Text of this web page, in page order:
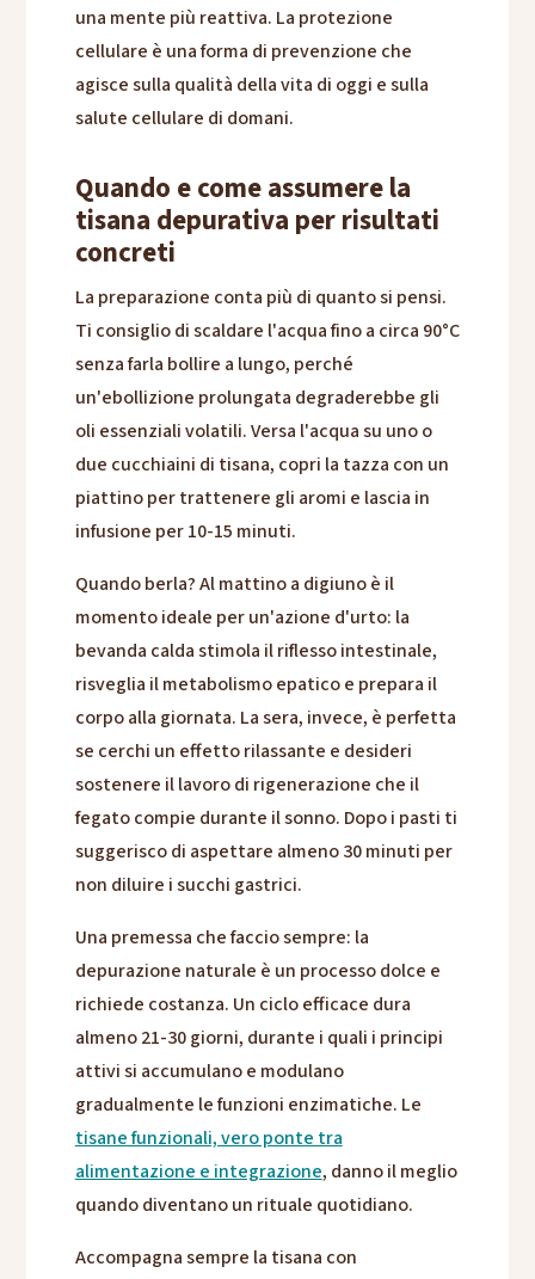
una mente più reattiva. La protezione
cellulare è una forma di prevenzione che
agisce sulla qualità della vita di oggi e sulla
salute cellulare di domani.
Quando e come assumere la
tisana depurativa per risultati
concreti
La preparazione conta più di quanto si pensi.
Ti consiglio di scaldare l'acqua fino a circa 90°C
senza farla bollire a lungo, perché
un'ebollizione prolungata degraderebbe gli
oli essenziali volatili. Versa l'acqua su uno o
due cucchiaini di tisana, copri la tazza con un
piattino per trattenere gli aromi e lascia in
infusione per 10-15 minuti.
Quando berla? Al mattino a digiuno è il
momento ideale per un'azione d'urto: la
bevanda calda stimola il riflesso intestinale,
risveglia il metabolismo epatico e prepara il
corpo alla giornata. La sera, invece, è perfetta
se cerchi un effetto rilassante e desideri
sostenere il lavoro di rigenerazione che il
fegato compie durante il sonno. Dopo i pasti ti
suggerisco di aspettare almeno 30 minuti per
non diluire i succhi gastrici.
Una premessa che faccio sempre: la
depurazione naturale è un processo dolce e
richiede costanza. Un ciclo efficace dura
almeno 21-30 giorni, durante i quali i principi
attivi si accumulano e modulano
gradualmente le funzioni enzimatiche. Le
tisane funzionali, vero ponte tra
alimentazione e integrazione, danno il meglio
quando diventano un rituale quotidiano.
Accompagna sempre la tisana con